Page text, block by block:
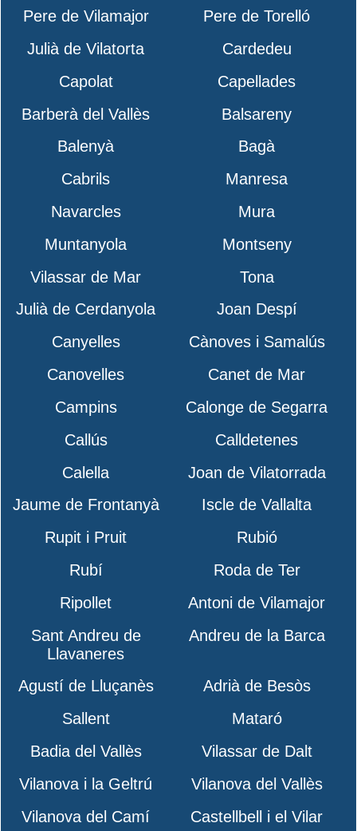
Pere de Vilamajor
Pere de Torelló
Julià de Vilatorta
Cardedeu
Capolat
Capellades
Barberà del Vallès
Balsareny
Balenyà
Bagà
Cabrils
Manresa
Navarcles
Mura
Muntanyola
Montseny
Vilassar de Mar
Tona
Julià de Cerdanyola
Joan Despí
Canyelles
Cànoves i Samalús
Canovelles
Canet de Mar
Campins
Calonge de Segarra
Callús
Calldetenes
Calella
Joan de Vilatorrada
Jaume de Frontanyà
Iscle de Vallalta
Rupit i Pruit
Rubió
Rubí
Roda de Ter
Ripollet
Antoni de Vilamajor
Sant Andreu de
Llavaneres
Andreu de la Barca
Agustí de Lluçanès
Adrià de Besòs
Sallent
Mataró
Badia del Vallès
Vilassar de Dalt
Vilanova i la Geltrú
Vilanova del Vallès
Vilanova del Camí
Castellbell i el Vilar